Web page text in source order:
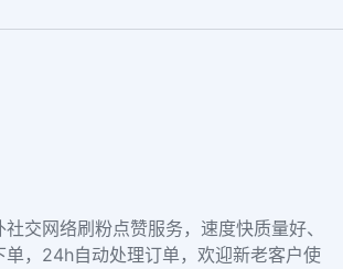
交网络刷粉点赞服务，速度快质量好、
单，24h自动处理订单，欢迎新老客户使